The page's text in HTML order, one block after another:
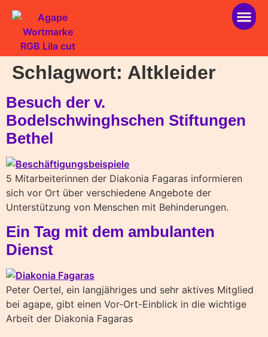
Schlagwort: Altkleider
Besuch der v.
Bodelschwinghschen Stiftungen
Bethel
5 Mitarbeiterinnen der Diakonia Fagaras informieren
sich vor Ort über verschiedene Angebote der
Unterstützung von Menschen mit Behinderungen.
Ein Tag mit dem ambulanten
Dienst
Peter Oertel, ein langjähriges und sehr aktives Mitglied
bei agape, gibt einen Vor-Ort-Einblick in die wichtige
Arbeit der Diakonia Fagaras